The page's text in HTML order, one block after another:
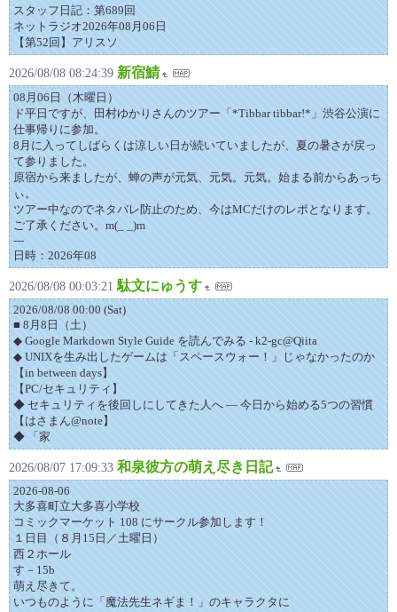
スタッフ日記：第689回
ネットラジオ2026年08月06日
【第52回】アリスソ
2026/08/08 08:24:39 新宿鯖
08月06日（木曜日）
ド平日ですが、田村ゆかりさんのツアー「*Tibbar tibbar!*」渋谷公演に
仕事帰りに参加。
8月に入ってしばらくは涼しい日が続いていましたが、夏の暑さが戻っ
て参りました。
原宿から来ましたが、蝉の声が元気、元気。元気。始まる前からあっち
ぃ。
ツアー中なのでネタバレ防止のため、今はMCだけのレポとなります。
ご了承ください。m(_ _)m
---
日時：2026年08
2026/08/08 00:03:21 駄文にゅうす
2026/08/08 00:00 (Sat)
■ 8月8日（土）
◆ Google Markdown Style Guide を読んでみる - k2-gc@Qiita
◆ UNIXを生み出したゲームは「スペースウォー！」じゃなかったのか
【in between days】
【PC/セキュリティ】
◆ セキュリティを後回しにしてきた人へ — 今日から始める5つの習慣
【はさまん@note】
◆ 「家
2026/08/07 17:09:33 和泉彼方の萌え尽き日記
2026-08-06
大多喜町立大多喜小学校
コミックマーケット 108 にサークル参加します！
１日目（８月15日／土曜日）
西２ホール
す－15b
萌え尽きて。
いつものように「魔法先生ネギま！」のキャラクタに